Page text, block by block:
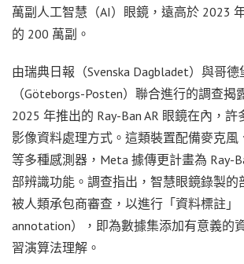
萬副人工智慧（AI）眼鏡，遠高於 2023
的 200 萬副。
由瑞典日報（Svenska Dagbladet）與哥德
（Göteborgs-Posten）聯合進行的調查
2025 年推出的 Ray-Ban AR 眼鏡在內，
影像資料處理方式。這類裝置配備麥克風
等多種感測器，Meta 據傳更計畫為 Ray-
部辨識功能。調查指出，智慧眼鏡錄製的
被人類承包商審查，以進行「資料標註」
annotation），即為數據集添加有意義的
習演算法理解。